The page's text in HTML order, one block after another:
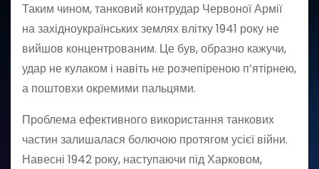
Таким чином, танковий контрудар Червоної Армії
на західноукраїнських землях влітку 1941 року не
вийшов концентрованим. Це був, образно кажучи,
удар не кулаком і навіть не розчепіреною п’ятірнею,
а поштовхи окремими пальцями.
Проблема ефективного використання танкових
частин залишалася болючою протягом усієї війни.
Навесні 1942 року, наступаючи під Харковом,